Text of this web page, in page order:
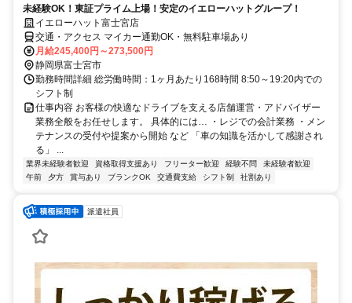
未経験OK！東証プライム上場！安定のイエローハットグループ！
イエローハット富士宮店
交通・アクセス マイカー通勤OK・無料駐車場あり
月給245,400円～273,500円
静岡県富士宮市
勤務時間詳細 総労働時間：1ヶ月あたり168時間 8:50～19:20内での
シフト制
仕事内容 お客様の快適なドライブを支える店舗運営・アドバイザー
業務全般をお任せします。 具体的には… ・レジでの会計業務 ・メン
テナンスの受付や提案から開始 など 「車の知識を活かして感謝され
る」 ...
業界未経験者歓迎 資格取得支援あり フリーター歓迎 経験不問
未経験者歓迎
午前
夕方 賞与あり ブランクOK 交通費支給 シフト制 社割あり
派遣社員